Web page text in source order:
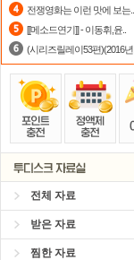
전쟁영화는 이런 맛에 보는..
[[메소드연기]] - 이동휘,윤..
(시리즈릴레이53편)(2016년..
전체 자료
받은 자료
찜한 자료